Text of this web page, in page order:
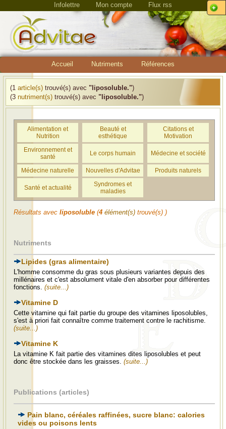
Infolettre Mon compte Flux rss
Accueil Nutriments Références
(1 article(s) trouvé(s) avec "liposoluble.")
(3 nutriment(s) trouvé(s) avec "liposoluble.")
Alimentation et
Nutrition
Beauté et
esthétique
Citations et
Motivation
Environnement et
santé
Le corps humain Médecine et société
Médecine naturelle Nouvelles d'Advitae Produits naturels
Santé et actualité
Syndromes et
maladies
Résultats avec liposoluble (4 élément(s) trouvé(s) )
Nutriments
Lipides (gras alimentaire)
L'homme consomme du gras sous plusieurs variantes depuis des
millénaires et c'est absolument vitale d'en absorber pour différentes
fonctions. (suite...)
Vitamine D
Cette vitamine qui fait partie du groupe des vitamines liposolubles,
s'est à priori fait connaître comme traitement contre le rachitisme.
(suite...)
Vitamine K
La vitamine K fait partie des vitamines dites liposolubles et peut
donc être stockée dans les graisses. (suite...)
Publications (articles)
Pain blanc, céréales raffinées, sucre blanc: calories
vides ou poisons lents